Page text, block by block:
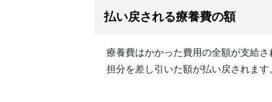
払い戻される療養費の額
療養費はかかった費用の全額が支給
担分を差し引いた額が払い戻されます。